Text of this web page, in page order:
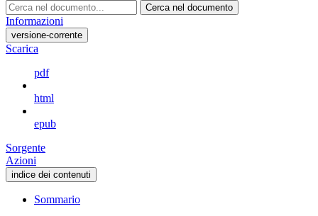
Cerca nel documento
Informazioni
versione-corrente
Scarica
pdf
html
epub
Sorgente
Azioni
indice dei contenuti
Sommario